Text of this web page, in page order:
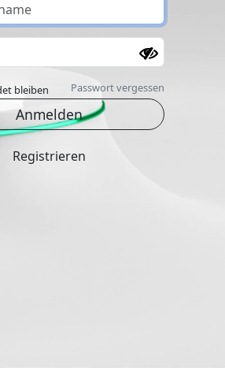
bleiben Passwort vergessen
Registrieren